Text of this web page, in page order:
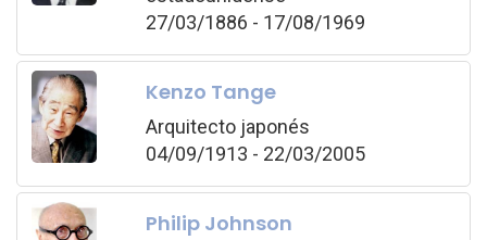
27/03/1886 - 17/08/1969
Kenzo Tange
Arquitecto japonés
04/09/1913 - 22/03/2005
Philip Johnson